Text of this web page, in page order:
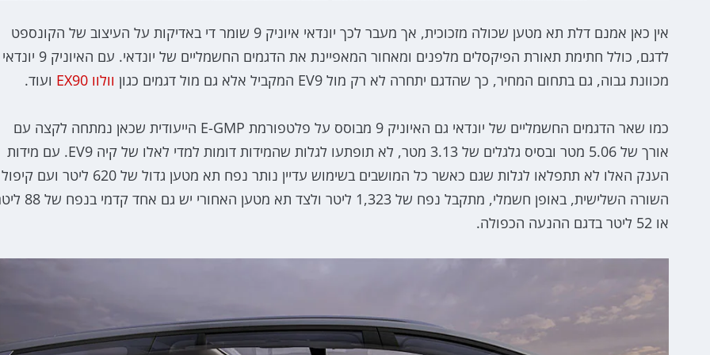
אין כאן אמנם דלת תא מטען שכולה מזכוכית, אך מעבר לכך יונדאי איוניק 9 שומר די באדיקות על העיצוב של הקונספט
לדגם, כולל חתימת תאורת הפיקסלים מלפנים ומאחור המאפיינת את הדגמים החשמליים של יונדאי. עם האיוניק 9 יונדאי
מכוונת גבוה, גם בתחום המחיר, כך שהדגם יתחרה לא רק מול EV9 המקביל אלא גם מול דגמים כגון
וולוו EX90 ועוד.
כמו שאר הדגמים החשמליים של יונדאי גם האיוניק 9 מבוסס על פלטפורמת E-GMP הייעודית שכאן נמתחה לקצה עם
אורך של 5.06 מטר ובסיס גלגלים של 3.13 מטר, לא תופתעו לגלות שהמידות דומות למדי לאלו של קיה EV9. עם מידות
הענק האלו לא תתפלאו לגלות שגם כאשר כל המושבים בשימוש עדיין נותר נפח תא מטען גדול של 620 ליטר ועם קיפול
השורה השלישית, באופן חשמלי, מתקבל נפח של 1,323 ליטר ולצד תא מטען
או 52 ליטר בדגם ההנעה הכפולה.